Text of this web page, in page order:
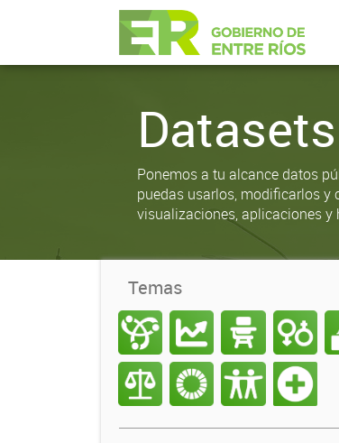
Datasets
Ponemos a tu alcance datos
puedas usarlos, modificarlos y
visualizaciones, aplicaciones y
Temas